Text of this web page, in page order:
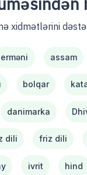
xidmətlərini
erməni assam
bolqar
danimarka
dili friz dili
ivrit hind